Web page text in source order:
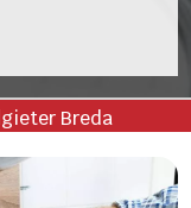
Breda